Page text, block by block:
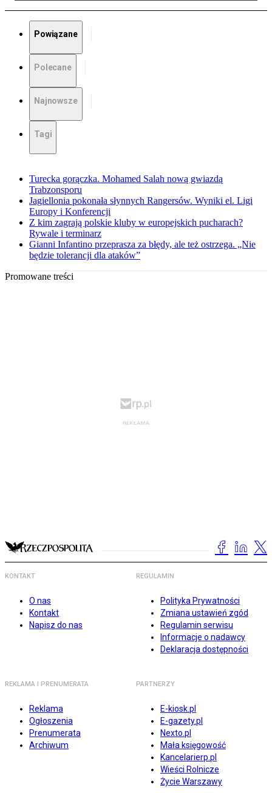
Powiązane
Polecane
Najnowsze
Tagi
Turecka gorączka. Mohamed Salah nową gwiazdą
Trabzonsporu
Jagiellonia pokonała słynnych Rangersów. Wyniki el. Ligi
Europy i Konferencji
Z kim zagrają polskie kluby w europejskich pucharach?
Rywale i terminarz
Gianni Infantino przeprasza za błędy, ale też ostrzega. „Nie
będzie tolerancji dla ataków”
Promowane treści
KONTAKT
O nas
Kontakt
Napisz do nas
REGULAMIN
Polityka Prywatności
Zmiana ustawień zgód
Regulamin serwisu
Informacje o nadawcy
Deklaracja dostępności
REKLAMA I PRENUMERATA
Reklama
Ogłoszenia
Prenumerata
Archiwum
PARTNERZY
E-kiosk.pl
E-gazety.pl
Nexto.pl
Mała księgowość
Kancelarierp.pl
Wieści Rolnicze
Życie Warszawy